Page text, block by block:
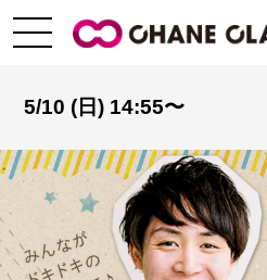
5/10 (日) 14:55〜